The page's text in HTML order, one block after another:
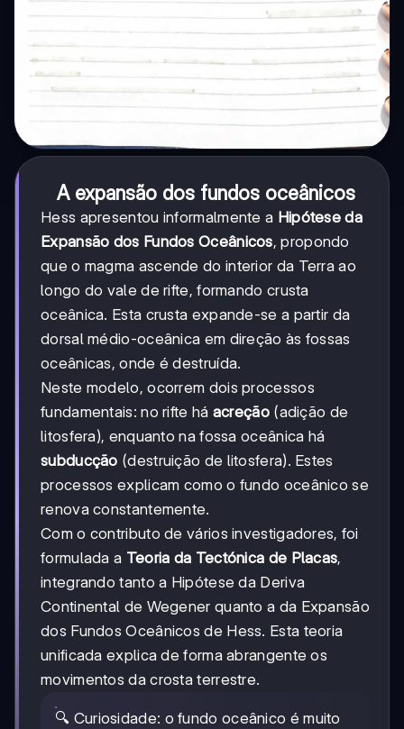
A expansão dos fundos oceânicos
Hess apresentou informalmente a Hipótese da
Expansão dos Fundos Oceânicos, propondo
que o magma ascende do interior da Terra ao
longo do vale de rifte, formando crusta
oceânica. Esta crusta expande-se a partir da
dorsal médio-oceânica em direção às fossas
oceânicas, onde é destruída.
Neste modelo, ocorrem dois processos
fundamentais: no rifte há acreção(adição de
litosfera), enquanto na fossa oceânica há
subducção (destruição de litosfera). Estes
processos explicam como o fundo oceânico se
renova constantemente.
Com o contributo de vários investigadores, foi
formulada a Teoria da Tectónica de Placas,
integrando tanto a Hipótese da Deriva
Continental de Wegener quanto a da Expansão
dos Fundos Oceânicos de Hess. Esta teoria
unificada explica de forma abrangente os
movimentos da crosta terrestre.
🔍 Curiosidade: o fundo oceânico é muito